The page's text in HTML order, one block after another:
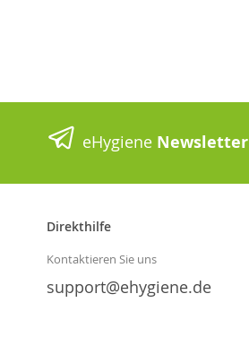
eHygiene Newsletter
Direkthilfe
Kontaktieren Sie uns
support@ehygiene.de